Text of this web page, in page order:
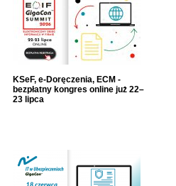
KSeF, e-Doręczenia, ECM -
bezpłatny kongres online już 22–
23 lipca